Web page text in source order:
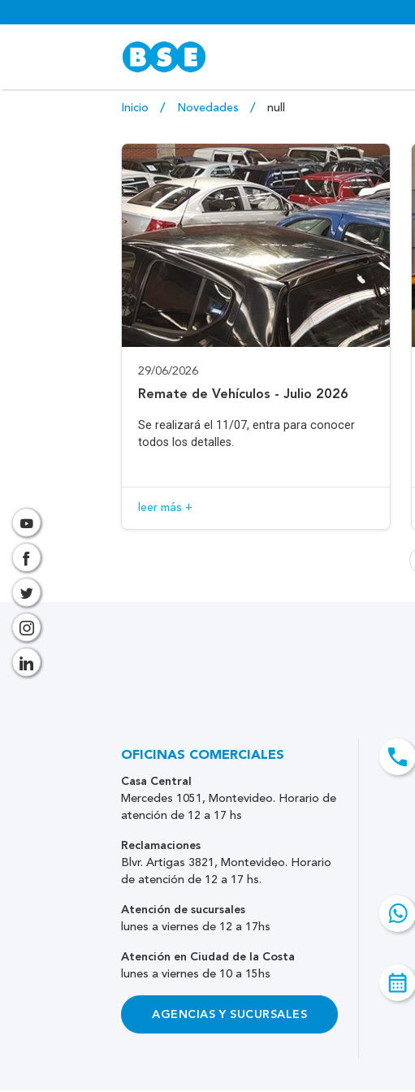
Inicio Novedades null
29/06/2026
Remate de Vehículos - Julio 2026
Se realizará el 11/07, entra para conocer
todos los detalles.
leer más +
OFICINAS COMERCIALES
Casa Central
Mercedes 1051, Montevideo. Horario de
atención de 12 a 17 hs
Reclamaciones
Blvr. Artigas 3821, Montevideo. Horario
de atención de 12 a 17 hs.
Atención de sucursales
lunes a viernes de 12 a 17hs
Atención en Ciudad de la Costa
lunes a viernes de 10 a 15hs
AGENCIAS Y SUCURSALES